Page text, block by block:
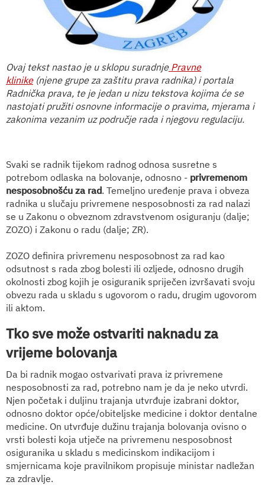
Ovaj tekst nastao je u sklopu suradnjePravne
klinike(njene grupe za zaštitu prava radnika) i portala
Radnička prava, te je jedan u nizu tekstova kojima će se
nastojati pružiti osnovne informacije o pravima, mjerama i
zakonima vezanim uz područje rada i njegovu regulaciju.
Svaki se radnik tijekom radnog odnosa susretne s
potrebom odlaska na bolovanje, odnosno - privremenom
nesposobnošću za rad. Temeljno uređenje prava i obveza
radnika u slučaju privremene nesposobnosti za rad nalazi
se u Zakonu o obveznom zdravstvenom osiguranju (dalje;
ZOZO) i Zakonu o radu (dalje; ZR).
ZOZO definira privremenu nesposobnost za rad kao
odsutnost s rada zbog bolesti ili ozljede, odnosno drugih
okolnosti zbog kojih je osiguranik spriječen izvršavati svoju
obvezu rada u skladu s ugovorom o radu, drugim ugovorom
ili aktom.
Tko sve može ostvariti naknadu za
vrijeme bolovanja
Da bi radnik mogao ostvarivati prava iz privremene
nesposobnosti za rad, potrebno nam je da je neko utvrdi.
Njen početak i duljinu trajanja utvrđuje izabrani doktor,
odnosno doktor opće/obiteljske medicine i doktor dentalne
medicine. On utvrđuje dužinu trajanja bolovanja ovisno o
vrsti bolesti koja utječe na privremenu nesposobnost
osiguranika u skladu s medicinskom indikacijom i
smjernicama koje pravilnikom propisuje ministar nadležan
za zdravlje.